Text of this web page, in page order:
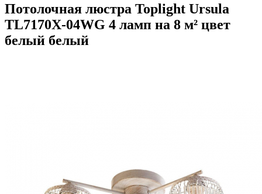
Потолочная люстра Toplight Ursula
TL7170X-04WG 4 ламп на 8 м² цвет
белый белый